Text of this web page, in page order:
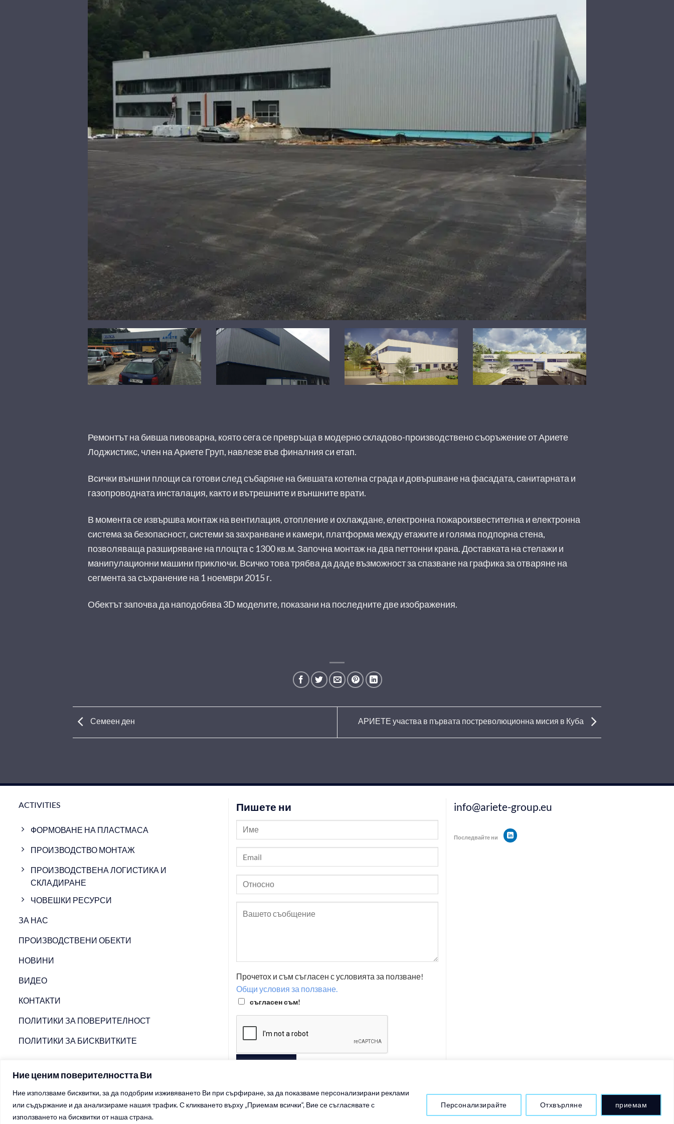
Ние ценим поверителността Ви
Ние използваме бисквитки, за да подобрим изживяването Ви при сърфиране, за да показваме персонализирани реклами
или съдържание и да анализираме нашия трафик. С кликването върху „Приемам всички“, Вие се съгласявате с
използването на бисквитки от наша страна.
Персонализирайте Отхвърляне приемам
Ремонтът на бивша пивоварна, която сега се превръща в модерно складово-производствено съоръжение от Ариете
Лоджистикс, член на Ариете Груп, навлезе във финалния си етап.
Всички външни площи са готови след събаряне на бившата котелна сграда и довършване на фасадата, санитарната и
газопроводната инсталация, както и вътрешните и външните врати.
В момента се извършва монтаж на вентилация, отопление и охлаждане, електронна пожароизвестителна и електронна
система за безопасност, системи за захранване и камери, платформа между етажите и голяма подпорна стена,
позволяваща разширяване на площта с 1300 кв.м. Започна монтаж на два петтонни крана. Доставката на стелажи и
манипулационни машини приключи. Всичко това трябва да даде възможност за спазване на графика за отваряне на
сегмента за съхранение на 1 ноември 2015 г.
Обектът започва да наподобява 3D моделите, показани на последните две изображения.
Семеен ден АРИЕТЕ участва в първата постреволюционна мисия в Куба
ACTIVITIES
ФОРМОВАНЕ НА ПЛАСТМАСА
ПРОИЗВОДСТВО МОНТАЖ
ПРОИЗВОДСТВЕНА ЛОГИСТИКА И
СКЛАДИРАНЕ
ЧОВЕШКИ РЕСУРСИ
ЗА НАС
ПРОИЗВОДСТВЕНИ ОБЕКТИ
НОВИНИ
ВИДЕО
КОНТАКТИ
ПОЛИТИКИ ЗА ПОВЕРИТЕЛНОСТ
ПОЛИТИКИ ЗА БИСКВИТКИТЕ
Пишете ни
Прочетох и съм съгласен с условията за ползване!
Общи условия за ползване.
съгласен съм!
info@ariete-group.eu
Последвайте ни
Copyright 2026 ©Ariete Group - шприцоване и леене на пластмаса под налягане, производство, логистика и складиране | Created byWeb Site SEO